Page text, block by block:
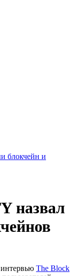
блокчейн и
назвал
The Block